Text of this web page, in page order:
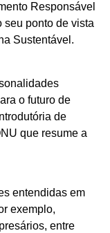
Responsável
ponto de vista
Sustentável.
o futuro de
de
que resume a
entendidas em
exemplo,
entre